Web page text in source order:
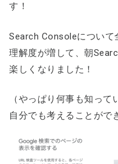
す！
Search Consoleについて
理解度が増して、朝
楽しくなりました！
（やっぱり何事も知って
自分でも考えることがで